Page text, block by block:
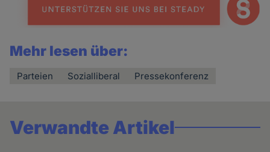
Mehr lesen über:
Parteien Sozialliberal Pressekonferenz
Verwandte Artikel